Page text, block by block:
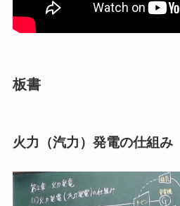
板書
火力（汽力）発電の仕組み